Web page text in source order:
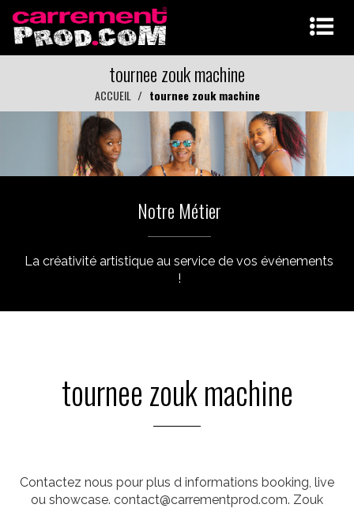
tournee zouk machine
ACCUEIL tournee zouk machine
Notre Métier
La créativité artistique au service de vos événements
!
tournee zouk machine
Contactez nous pour plus d informations booking, live
ou showcase. contact@carrementprod.com. Zouk